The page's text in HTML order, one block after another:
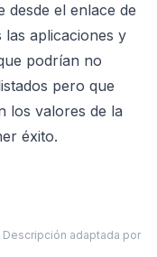
desde el enlace de
las aplicaciones y
podrían no
pero que
los valores de la
éxito.
Descripción adaptada por